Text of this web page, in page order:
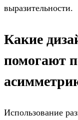
выразительности.
Какие
помогают
Использование